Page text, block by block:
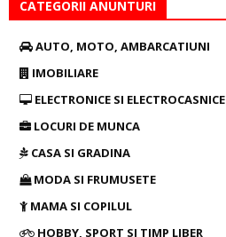
CATEGORII ANUNTURI
AUTO, MOTO, AMBARCATIUNI
IMOBILIARE
ELECTRONICE SI ELECTROCASNICE
LOCURI DE MUNCA
CASA SI GRADINA
MODA SI FRUMUSETE
MAMA SI COPILUL
HOBBY, SPORT SI TIMP LIBER